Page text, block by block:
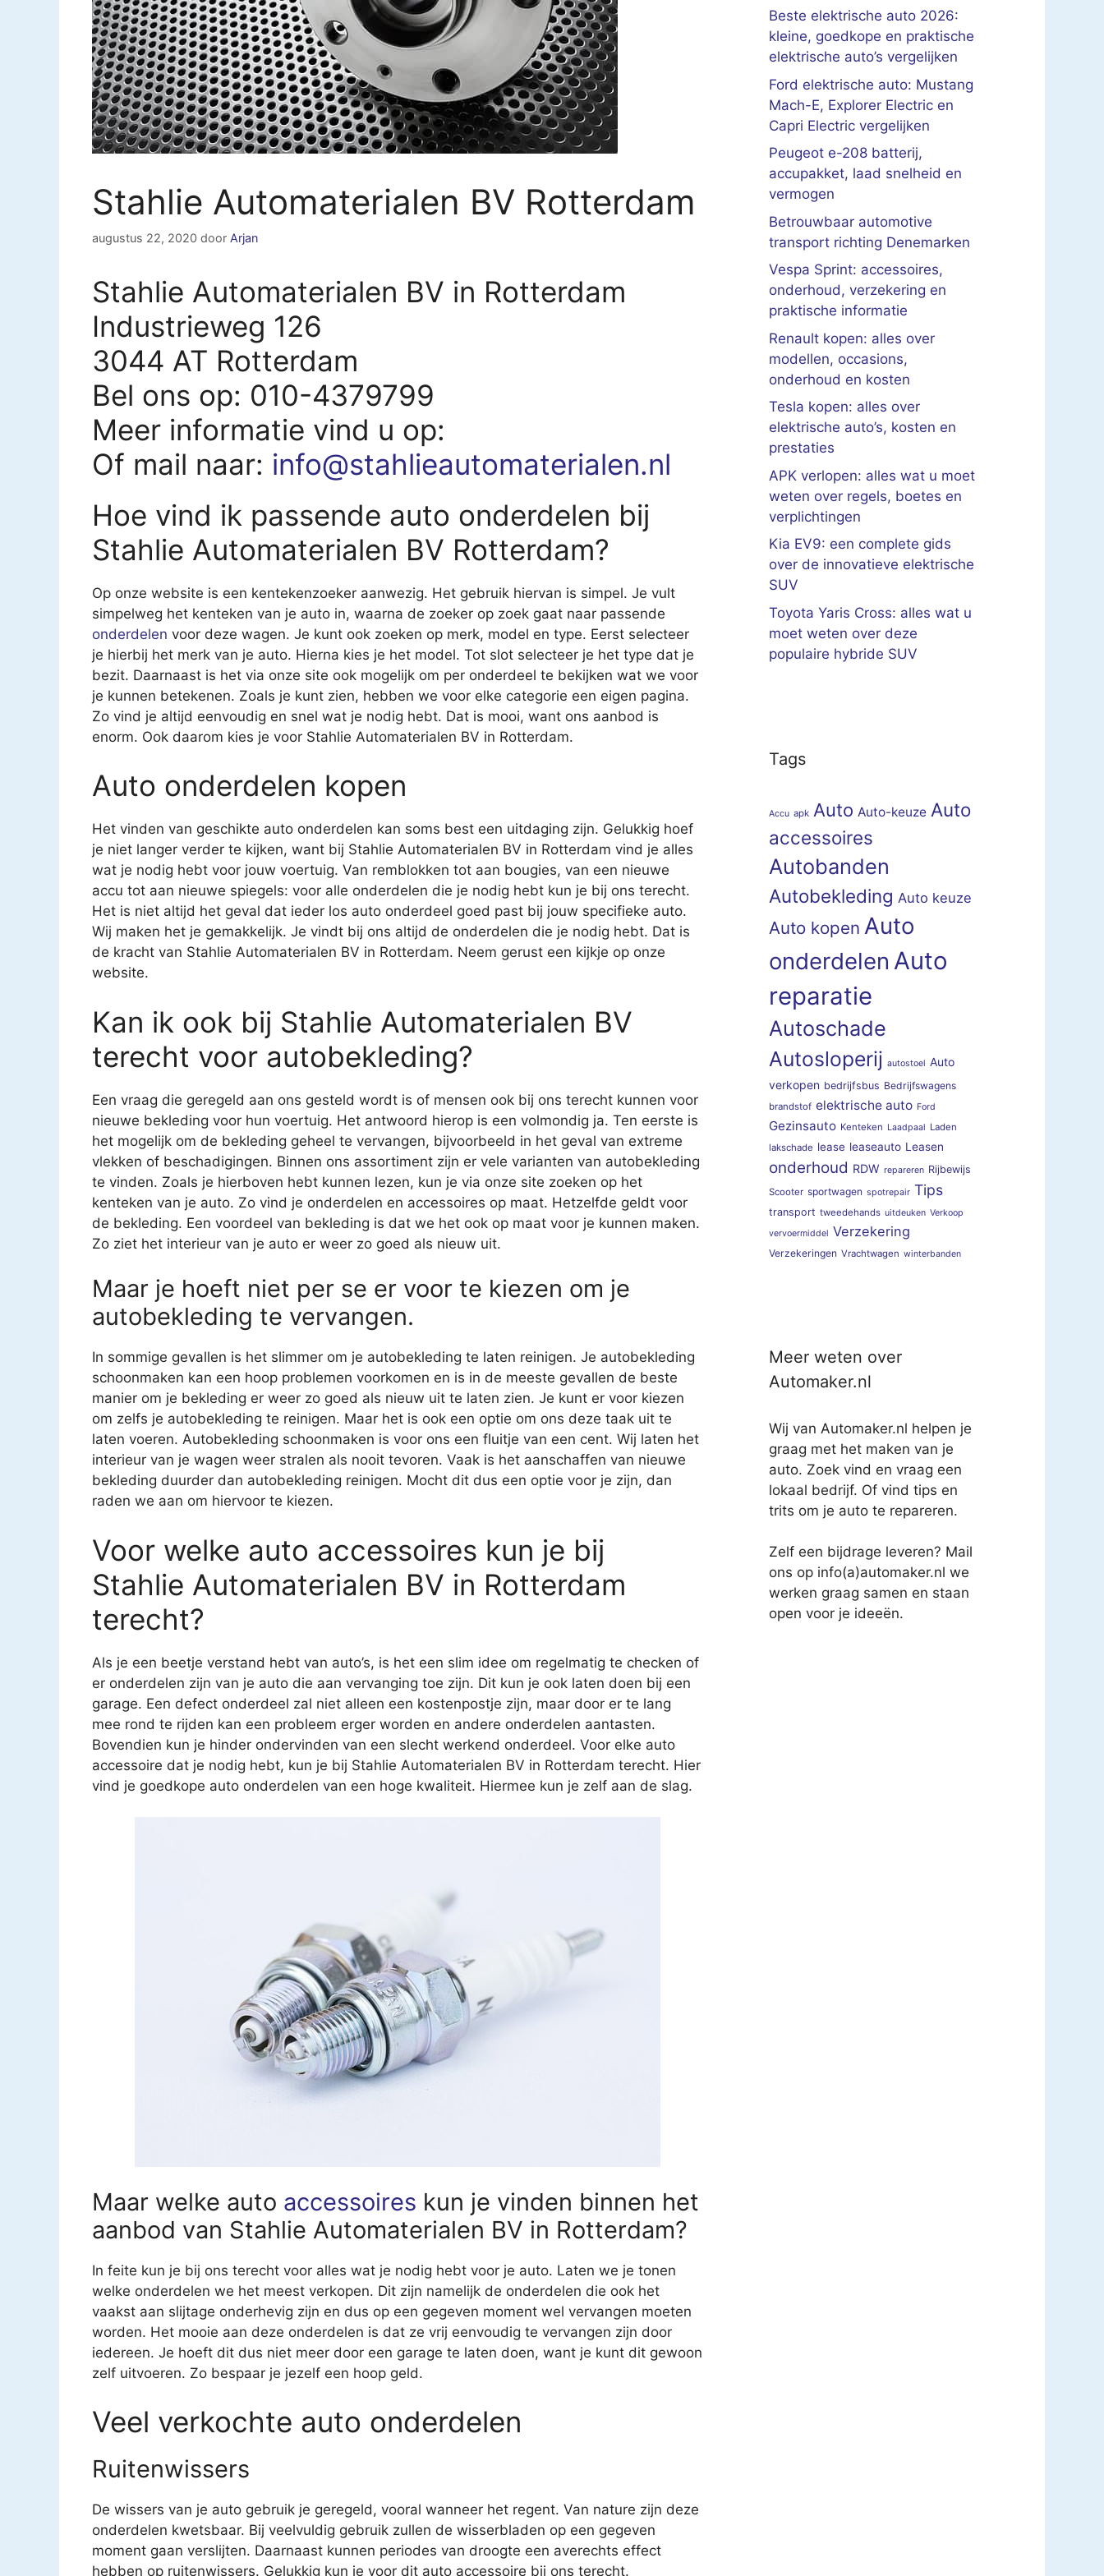
Stahlie Automaterialen BV Rotterdam
augustus 22, 2020 door Arjan
Stahlie Automaterialen BV in Rotterdam
Industrieweg 126
3044 AT Rotterdam
Bel ons op: 010-4379799
Meer informatie vind u op:
Of mail naar: info@stahlieautomaterialen.nl
Hoe vind ik passende auto onderdelen bij
Stahlie Automaterialen BV Rotterdam?
Op onze website is een kentekenzoeker aanwezig. Het gebruik hiervan is simpel. Je vult
simpelweg het kenteken van je auto in, waarna de zoeker op zoek gaat naar passende
onderdelen voor deze wagen. Je kunt ook zoeken op merk, model en type. Eerst selecteer
je hierbij het merk van je auto. Hierna kies je het model. Tot slot selecteer je het type dat je
bezit. Daarnaast is het via onze site ook mogelijk om per onderdeel te bekijken wat we voor
je kunnen betekenen. Zoals je kunt zien, hebben we voor elke categorie een eigen pagina.
Zo vind je altijd eenvoudig en snel wat je nodig hebt. Dat is mooi, want ons aanbod is
enorm. Ook daarom kies je voor Stahlie Automaterialen BV in Rotterdam.
Auto onderdelen kopen
Het vinden van geschikte auto onderdelen kan soms best een uitdaging zijn. Gelukkig hoef
je niet langer verder te kijken, want bij Stahlie Automaterialen BV in Rotterdam vind je alles
wat je nodig hebt voor jouw voertuig. Van remblokken tot aan bougies, van een nieuwe
accu tot aan nieuwe spiegels: voor alle onderdelen die je nodig hebt kun je bij ons terecht.
Het is niet altijd het geval dat ieder los auto onderdeel goed past bij jouw specifieke auto.
Wij maken het je gemakkelijk. Je vindt bij ons altijd de onderdelen die je nodig hebt. Dat is
de kracht van Stahlie Automaterialen BV in Rotterdam. Neem gerust een kijkje op onze
website.
Kan ik ook bij Stahlie Automaterialen BV
terecht voor autobekleding?
Een vraag die geregeld aan ons gesteld wordt is of mensen ook bij ons terecht kunnen voor
nieuwe bekleding voor hun voertuig. Het antwoord hierop is een volmondig ja. Ten eerste is
het mogelijk om de bekleding geheel te vervangen, bijvoorbeeld in het geval van extreme
vlekken of beschadigingen. Binnen ons assortiment zijn er vele varianten van autobekleding
te vinden. Zoals je hierboven hebt kunnen lezen, kun je via onze site zoeken op het
kenteken van je auto. Zo vind je onderdelen en accessoires op maat. Hetzelfde geldt voor
de bekleding. Een voordeel van bekleding is dat we het ook op maat voor je kunnen maken.
Zo ziet het interieur van je auto er weer zo goed als nieuw uit.
Maar je hoeft niet per se er voor te kiezen om je
autobekleding te vervangen.
In sommige gevallen is het slimmer om je autobekleding te laten reinigen. Je autobekleding
schoonmaken kan een hoop problemen voorkomen en is in de meeste gevallen de beste
manier om je bekleding er weer zo goed als nieuw uit te laten zien. Je kunt er voor kiezen
om zelfs je autobekleding te reinigen. Maar het is ook een optie om ons deze taak uit te
laten voeren. Autobekleding schoonmaken is voor ons een fluitje van een cent. Wij laten het
interieur van je wagen weer stralen als nooit tevoren. Vaak is het aanschaffen van nieuwe
bekleding duurder dan autobekleding reinigen. Mocht dit dus een optie voor je zijn, dan
raden we aan om hiervoor te kiezen.
Voor welke auto accessoires kun je bij
Stahlie Automaterialen BV in Rotterdam
terecht?
Als je een beetje verstand hebt van auto’s, is het een slim idee om regelmatig te checken of
er onderdelen zijn van je auto die aan vervanging toe zijn. Dit kun je ook laten doen bij een
garage. Een defect onderdeel zal niet alleen een kostenpostje zijn, maar door er te lang
mee rond te rijden kan een probleem erger worden en andere onderdelen aantasten.
Bovendien kun je hinder ondervinden van een slecht werkend onderdeel. Voor elke auto
accessoire dat je nodig hebt, kun je bij Stahlie Automaterialen BV in Rotterdam terecht. Hier
vind je goedkope auto onderdelen van een hoge kwaliteit. Hiermee kun je zelf aan de slag.
Maar welke auto accessoires kun je vinden binnen het
aanbod van Stahlie Automaterialen BV in Rotterdam?
In feite kun je bij ons terecht voor alles wat je nodig hebt voor je auto. Laten we je tonen
welke onderdelen we het meest verkopen. Dit zijn namelijk de onderdelen die ook het
vaakst aan slijtage onderhevig zijn en dus op een gegeven moment wel vervangen moeten
worden. Het mooie aan deze onderdelen is dat ze vrij eenvoudig te vervangen zijn door
iedereen. Je hoeft dit dus niet meer door een garage te laten doen, want je kunt dit gewoon
zelf uitvoeren. Zo bespaar je jezelf een hoop geld.
Veel verkochte auto onderdelen
Ruitenwissers
De wissers van je auto gebruik je geregeld, vooral wanneer het regent. Van nature zijn deze
onderdelen kwetsbaar. Bij veelvuldig gebruik zullen de wisserbladen op een gegeven
moment gaan verslijten. Daarnaast kunnen periodes van droogte een averechts effect
hebben op ruitenwissers. Gelukkig kun je voor dit auto accessoire bij ons terecht.
Beste elektrische auto 2026:
kleine, goedkope en praktische
elektrische auto’s vergelijken
Ford elektrische auto: Mustang
Mach-E, Explorer Electric en
Capri Electric vergelijken
Peugeot e-208 batterij,
accupakket, laad snelheid en
vermogen
Betrouwbaar automotive
transport richting Denemarken
Vespa Sprint: accessoires,
onderhoud, verzekering en
praktische informatie
Renault kopen: alles over
modellen, occasions,
onderhoud en kosten
Tesla kopen: alles over
elektrische auto’s, kosten en
prestaties
APK verlopen: alles wat u moet
weten over regels, boetes en
verplichtingen
Kia EV9: een complete gids
over de innovatieve elektrische
SUV
Toyota Yaris Cross: alles wat u
moet weten over deze
populaire hybride SUV
Tags
Accu apk Auto Auto-keuze Auto
accessoires
Autobanden
Autobekleding Auto keuze
Auto kopen Auto
onderdelen Auto
reparatie
Autoschade
Autosloperij autostoel Auto
verkopen bedrijfsbus Bedrijfswagens
brandstof elektrische auto Ford
Gezinsauto Kenteken Laadpaal Laden
lakschade lease leaseauto Leasen
onderhoud RDW repareren Rijbewijs
Scooter sportwagen spotrepair Tips
transport tweedehands uitdeuken Verkoop
vervoermiddel Verzekering
Verzekeringen Vrachtwagen winterbanden
Meer weten over
Automaker.nl
Wij van Automaker.nl helpen je
graag met het maken van je
auto. Zoek vind en vraag een
lokaal bedrijf. Of vind tips en
trits om je auto te repareren.
Zelf een bijdrage leveren? Mail
ons op info(a)automaker.nl we
werken graag samen en staan
open voor je ideeën.